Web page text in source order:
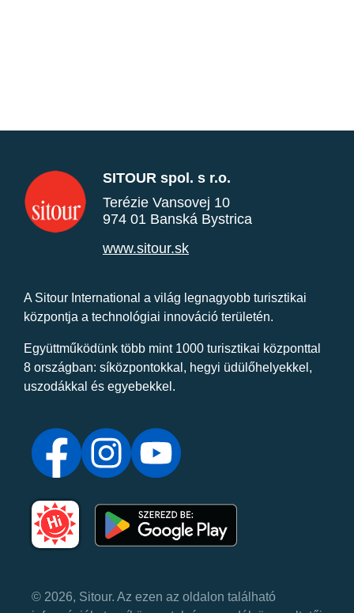
SITOUR spol. s r.o.
Terézie Vansovej 10
974 01 Banská Bystrica
www.sitour.sk
A Sitour International a világ legnagyobb turisztikai
központja a technológiai innováció területén.
Együttműködünk több mint 1000 turisztikai központtal
8 országban: síközpontokkal, hegyi üdülőhelyekkel,
uszodákkal és egyebekkel.
© 2026, Sitour. Az ezen az oldalon található